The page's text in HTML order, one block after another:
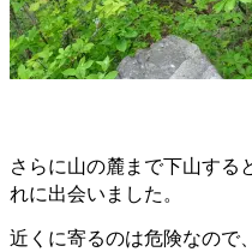
さらに山の麓まで下山する
れに出会いました。
近くに寄るのは危険なので